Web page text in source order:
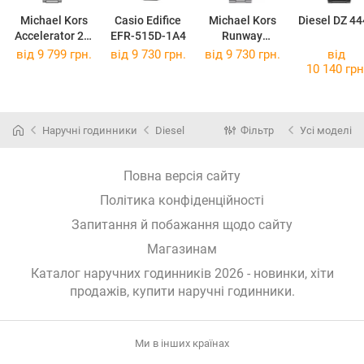
Michael Kors
Accelerator 2.0
MK9176
Casio Edifice
EFR-515D-1A4
Michael Kors
Runway
MK9105
Diesel DZ
від 9 799 грн. від 9 730 грн. від 9 730 грн.
від
10 140
Наручні годинники Diesel Фільтр Усі моделі
Повна версія сайту
Політика конфіденційності
Запитання й побажання щодо сайту
Магазинам
Каталог наручних годинників 2026 - новинки, хіти
продажів, купити наручні годинники.
Ми в інших країнах